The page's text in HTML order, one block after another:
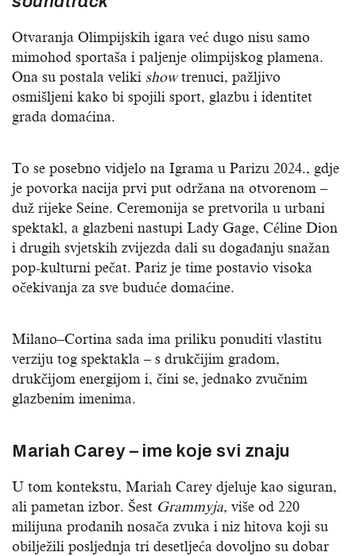
Otvaranja Olimpijskih igara već dugo nisu samo
mimohod sportaša i paljenje olimpijskog plamena.
Ona su postala veliki showtrenuci, pažljivo
osmišljeni kako bi spojili sport, glazbu i identitet
grada domaćina.
To se posebno vidjelo na Igrama u Parizu 2024., gdje
je povorka nacija prvi put održana na otvorenom –
duž rijeke Seine. Ceremonija se pretvorila u urbani
spektakl, a glazbeni nastupi Lady Gage, Céline Dion
i drugih svjetskih zvijezda dali su događanju snažan
pop-kulturni pečat. Pariz je time postavio visoka
očekivanja za sve buduće domaćine.
Milano–Cortina sada ima priliku ponuditi vlastitu
verziju tog spektakla – s drukčijim gradom,
drukčijom energijom i, čini se, jednako zvučnim
glazbenim imenima.
Mariah Carey – ime koje svi znaju
U tom kontekstu, Mariah Carey djeluje kao siguran,
ali pametan izbor. Šest Grammyja, više od 220
milijuna prodanih nosača zvuka i niz hitova koji su
obilježili posljednja tri desetljeća dovoljno su dobar